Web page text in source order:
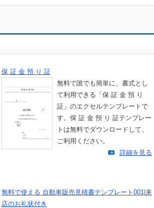
保 証 金 預 り 証
無料で誰でも簡単に、書式とし
て利用できる「保 証 金 預 り
証」のエクセルテンプレートで
す。保 証 金 預 り 証テンプレー
トは無料でダウンロードして、
ご利用ください。
詳細を見る
無料で使える 自動車販売見積書テンプレート001|来
店のお礼状付き